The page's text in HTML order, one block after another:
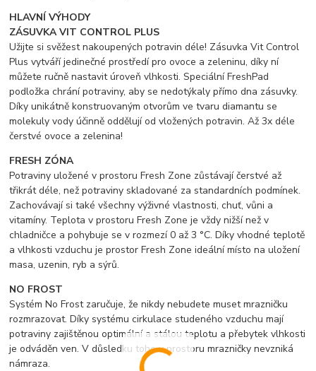
HLAVNÍ VÝHODY
ZÁSUVKA VIT CONTROL PLUS
Užijte si svěžest nakoupených potravin déle! Zásuvka Vit Control
Plus vytváří jedinečné prostředí pro ovoce a zeleninu, díky ní
můžete ručně nastavit úroveň vlhkosti. Speciální FreshPad
podložka chrání potraviny, aby se nedotýkaly přímo dna zásuvky.
Díky unikátně konstruovaným otvorům ve tvaru diamantu se
molekuly vody účinně oddělují od vložených potravin. Až 3x déle
čerstvé ovoce a zelenina!
FRESH ZÓNA
Potraviny uložené v prostoru Fresh Zone zůstávají čerstvé až
třikrát déle, než potraviny skladované za standardních podmínek.
Zachovávají si také všechny výživné vlastnosti, chuť, vůni a
vitamíny. Teplota v prostoru Fresh Zone je vždy nižší než v
chladničce a pohybuje se v rozmezí 0 až 3 °C. Díky vhodné teplotě
a vlhkosti vzduchu je prostor Fresh Zone ideální místo na uložení
masa, uzenin, ryb a sýrů.
NO FROST
Systém No Frost zaručuje, že nikdy nebudete muset mrazničku
rozmrazovat. Díky systému cirkulace studeného vzduchu mají
potraviny zajištěnou optimální a stálou teplotu a přebytek vlhkosti
je odváděn ven. V důsledku toho v prostoru mrazničky nevzniká
námraza.